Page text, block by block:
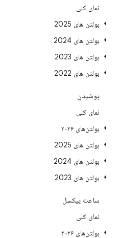
نمای کلی
بولتن های 2025
بولتن های 2024
بولتن های 2023
بولتن های 2022
پوشیدن
نمای کلی
بولتن‌های ۲۰۲۶
بولتن های 2025
بولتن های 2024
بولتن های 2023
ساعت پیکسل
نمای کلی
بولتن‌های ۲۰۲۶